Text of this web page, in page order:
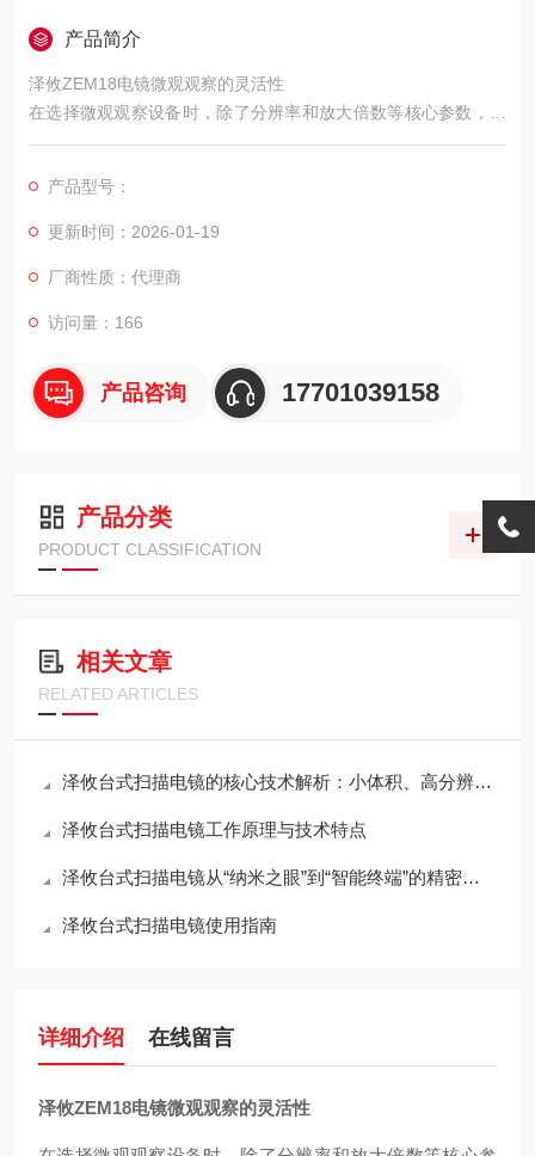
产品简介
泽攸ZEM18电镜微观观察的灵活性
在选择微观观察设备时，除了分辨率和放大倍数等核心参数，使
用的灵活性也越来越受到用户重视。
产品型号：
更新时间：2026-01-19
厂商性质：代理商
访问量：166
产品咨询 17701039158
产品分类
PRODUCT CLASSIFICATION
相关文章
RELATED ARTICLES
泽攸台式扫描电镜的核心技术解析：小体积、高分辨率与桌面化的如何兼得？
泽攸台式扫描电镜工作原理与技术特点
泽攸台式扫描电镜从“纳米之眼”到“智能终端”的精密架构
泽攸台式扫描电镜使用指南
详细介绍 在线留言
泽攸ZEM18电镜微观观察的灵活性